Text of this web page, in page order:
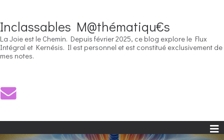
Inclassables M@thématiqu€s
La Joie est le Chemin. Depuis février 2025, ce blog explore le Flux
Intégral et Kernésis. Il est personnel et est constitué exclusivement de
mes notes.